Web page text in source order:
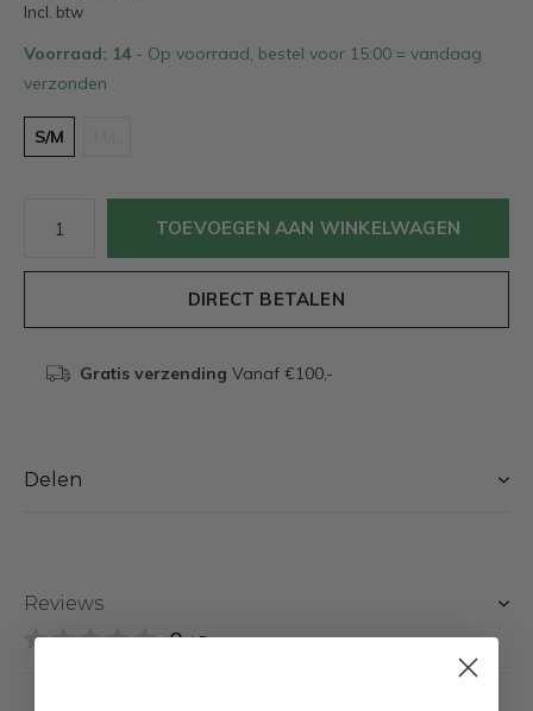
Incl. btw
Voorraad: 14 - Op voorraad, bestel voor 15:00 = vandaag
verzonden
S/M
TOEVOEGEN AAN WINKELWAGEN
DIRECT BETALEN
Gratis verzending Vanaf €100,-
Delen
Reviews
0/ 5